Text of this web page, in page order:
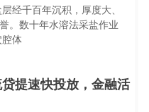
经千百年沉积，厚度大、
。数十年水溶法采盐作业
体
提速快投放，金融活